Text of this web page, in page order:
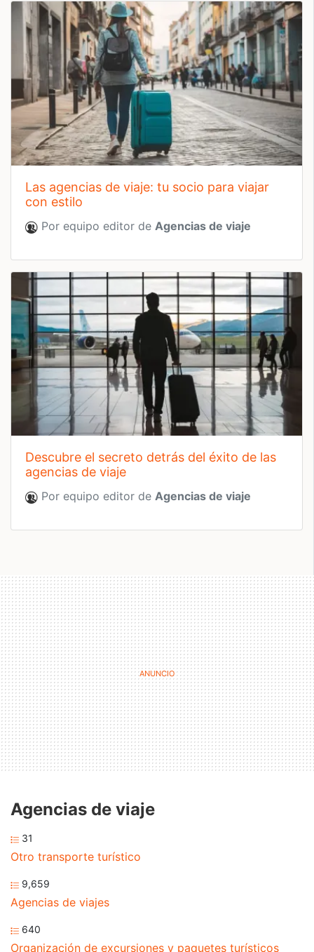
las agencias de viaje: tu socio para viajar
con estilo
Por equipo editor de Agencias de viaje
descubre el secreto detrás del éxito de las
agencias de viaje
Por equipo editor de Agencias de viaje
Agencias de viaje
31
Otro transporte turístico
9,659
Agencias de viajes
640
Organización de excursiones y paquetes turísticos